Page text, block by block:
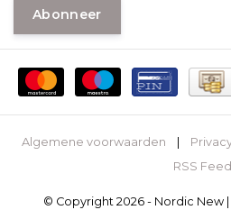
Abonneer
Algemene voorwaarden
RSS Feed
© Copyright 2026 - Nordic New |